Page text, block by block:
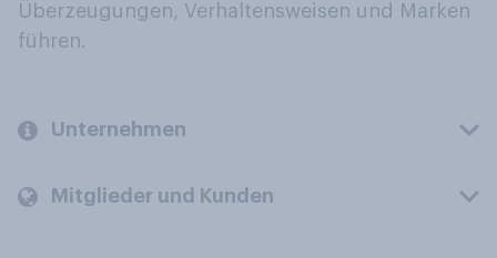
Überzeugungen, Verhaltensweisen und Marken
führen.
Unternehmen
Mitglieder und Kunden